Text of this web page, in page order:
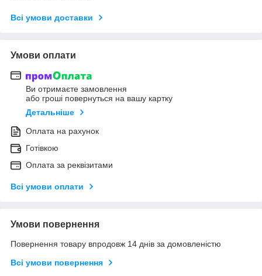
Всі умови доставки
Умови оплати
Ви отримаєте замовлення
або гроші повернуться на вашу картку
Детальніше
Оплата на рахунок
Готівкою
Оплата за реквізитами
Всі умови оплати
Умови повернення
Повернення товару впродовж 14 днів за домовленістю
Всі умови повернення